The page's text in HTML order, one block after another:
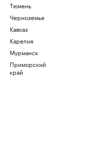
Тюмень
Черноземье
Кавказ
Карелия
Мурманск
Приморский
край